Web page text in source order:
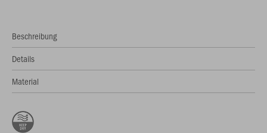
Beschreibung
Details
Material